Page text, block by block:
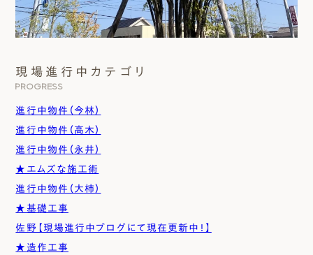
現場進行中カテゴリ
PROGRESS
進行中物件（今林）
進行中物件（高木）
進行中物件（永井）
★エムズな施工術
進行中物件（大柿）
★基礎工事
佐野【現場進行中ブログにて現在更新中！】
★造作工事